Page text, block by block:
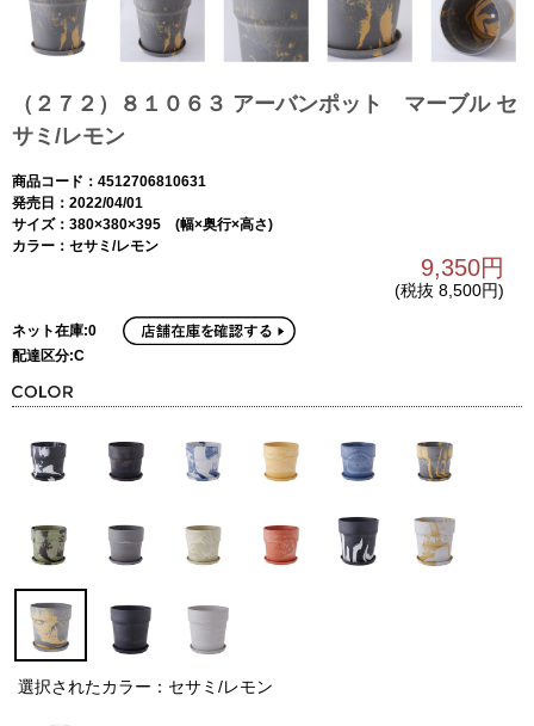
（２７２）８１０６３ アーバンポット マーブル セ
サミ/レモン
商品コード：4512706810631
発売日：2022/04/01
サイズ：380×380×395 (幅×奥行×高さ)
カラー：セサミ/レモン
9,350円
(税抜 8,500円)
ネット在庫:0
配達区分:C
選択されたカラー：セサミ/レモン